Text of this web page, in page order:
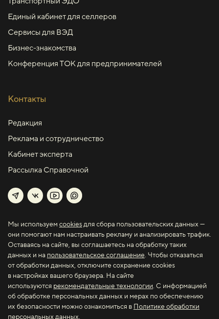
Единый кабинет для селлеров
Сервисы для ВЭД
Бизнес-знакомства
Конференция ТОК для предпринимателей
Контакты
Редакция
Реклама и сотрудничество
Кабинет эксперта
Рассылка Справочной
Мы используем cookiesдля сбора пользовательских данных —
они помогают нам настраивать рекламу и анализировать трафик.
Оставаясь на сайте, вы соглашаетесь на обработку таких
данных и на пользовательское соглашение. Чтобы отказаться
от обработки данных, отключите сохранение cookies
в настройках вашего браузера. На сайте
используются рекомендательные технологии. С информацией
об обработке персональных данных и мерах по обеспечению
их безопасности можно ознакомиться в Политике обработки
персональных данных.